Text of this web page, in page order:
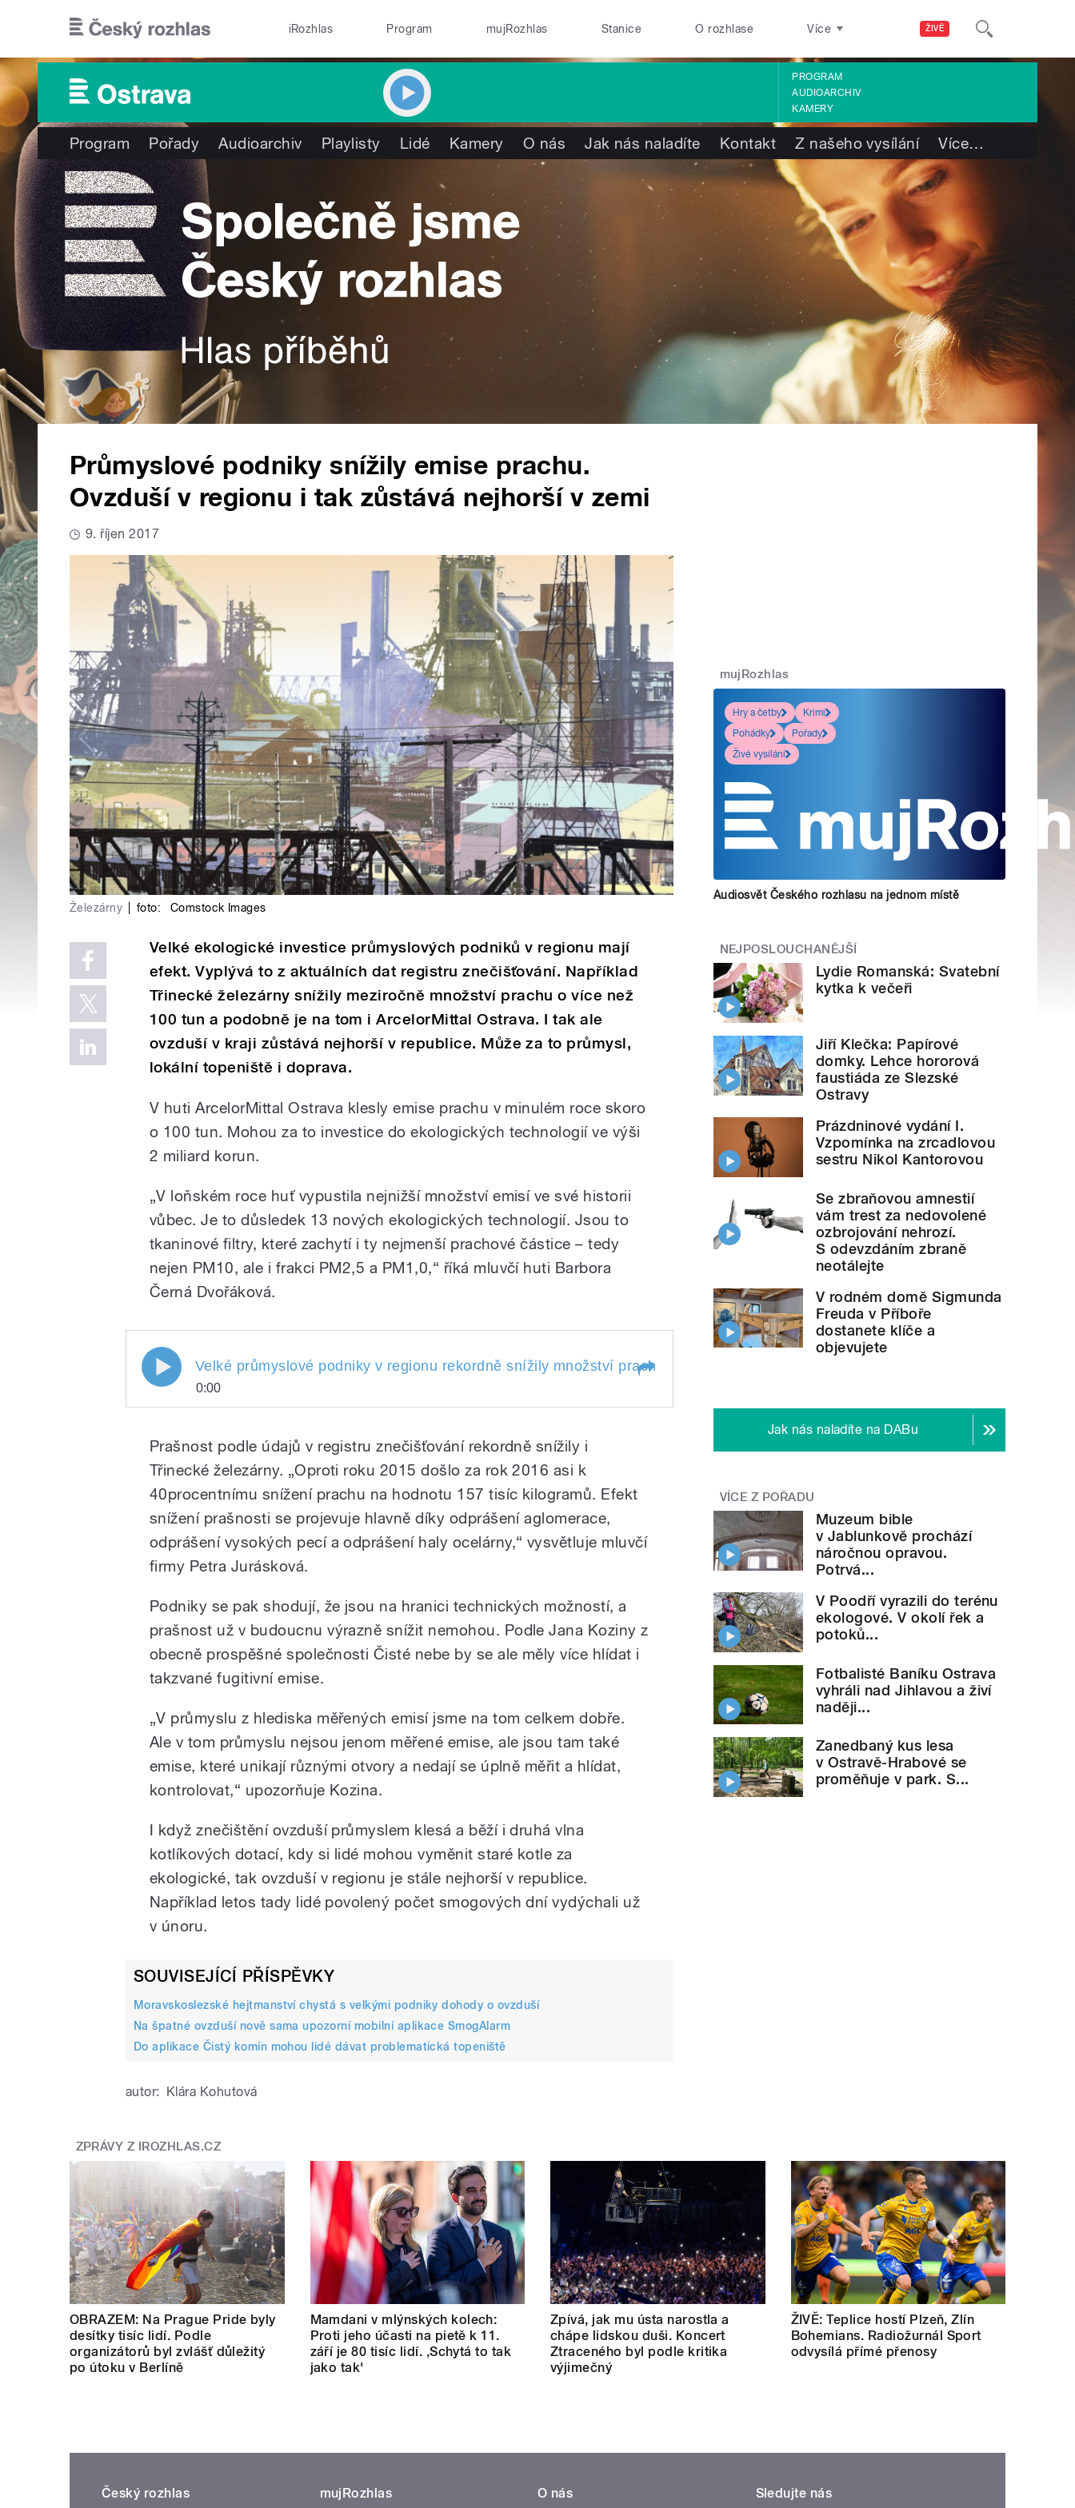
ŽIVĚ
iRozhlas Program mujRozhlas Stanice O rozhlase Více
PROGRAM
AUDIOARCHIV
KAMERY
Program Pořady Audioarchiv Playlisty Lidé Kamery O nás Jak nás naladíte Kontakt Z našeho vysílání Více…
Průmyslové podniky snížily emise prachu.
Ovzduší v regionu i tak zůstává nejhorší v zemi
9. říjen 2017
Železárny foto: Comstock Images
Velké ekologické investice průmyslových podniků v regionu mají
efekt. Vyplývá to z aktuálních dat registru znečišťování. Například
Třinecké železárny snížily meziročně množství prachu o více než
100 tun a podobně je na tom i ArcelorMittal Ostrava. I tak ale
ovzduší v kraji zůstává nejhorší v republice. Může za to průmysl,
lokální topeniště i doprava.
V huti ArcelorMittal Ostrava klesly emise prachu v minulém roce skoro
o 100 tun. Mohou za to investice do ekologických technologií ve výši
2 miliard korun.
„V loňském roce huť vypustila nejnižší množství emisí ve své historii
vůbec. Je to důsledek 13 nových ekologických technologií. Jsou to
tkaninové filtry, které zachytí i ty nejmenší prachové částice – tedy
nejen PM10, ale i frakci PM2,5 a PM1,0,“ říká mluvčí huti Barbora
Černá Dvořáková.
pause
Velké průmyslové podniky v regionu rekordně snížily množství prachu, které vypouští do ovzduší. To ale i tak zůstává nejhorší v
0:00
rekordně snížily množství prachu, které
vypouští do ovzduší. To ale i tak zůstává
nejhorší v zemi. Podrobnosti zjišťovala
redaktorka Klára
Kohutová.
Prašnost podle údajů v registru znečišťování rekordně snížily i
Třinecké železárny. „Oproti roku 2015 došlo za rok 2016 asi k
40procentnímu snížení prachu na hodnotu 157 tisíc kilogramů. Efekt
snížení prašnosti se projevuje hlavně díky odprášení aglomerace,
odprášení vysokých pecí a odprášení haly ocelárny,“ vysvětluje mluvčí
firmy Petra Jurásková.
Podniky se pak shodují, že jsou na hranici technických možností, a
prašnost už v budoucnu výrazně snížit nemohou. Podle Jana Koziny z
obecně prospěšné společnosti Čisté nebe by se ale měly více hlídat i
takzvané fugitivní emise.
„V průmyslu z hlediska měřených emisí jsme na tom celkem dobře.
Ale v tom průmyslu nejsou jenom měřené emise, ale jsou tam také
emise, které unikají různými otvory a nedají se úplně měřit a hlídat,
kontrolovat,“ upozorňuje Kozina.
I když znečištění ovzduší průmyslem klesá a běží i druhá vlna
kotlíkových dotací, kdy si lidé mohou vyměnit staré kotle za
ekologické, tak ovzduší v regionu je stále nejhorší v republice.
Například letos tady lidé povolený počet smogových dní vydýchali už
v únoru.
SOUVISEJÍCÍ PŘÍSPĚVKY
Moravskoslezské hejtmanství chystá s velkými podniky dohody o ovzduší
Na špatné ovzduší nově sama upozorní mobilní aplikace SmogAlarm
Do aplikace Čistý komín mohou lidé dávat problematická topeniště
autor: Klára Kohutová
mujRozhlas
Hry a četby
Krimi
Pohádky
Pořady
Živé vysílání
Audiosvět Českého rozhlasu na jednom místě
NEJPOSLOUCHANĚJŠÍ
Lydie Romanská: Svatební
kytka k večeři
Jiří Klečka: Papírové
domky. Lehce hororová
faustiáda ze Slezské
Ostravy
Prázdninové vydání I.
Vzpomínka na zrcadlovou
sestru Nikol Kantorovou
Se zbraňovou amnestií
vám trest za nedovolené
ozbrojování nehrozí.
S odevzdáním zbraně
neotálejte
V rodném domě Sigmunda
Freuda v Příboře
dostanete klíče a
objevujete
Jak nás naladíte na DABu
VÍCE Z POŘADU
Muzeum bible
v Jablunkově prochází
náročnou opravou.
Potrvá...
V Poodří vyrazili do terénu
ekologové. V okolí řek a
potoků...
Fotbalisté Baníku Ostrava
vyhráli nad Jihlavou a živí
naději...
Zanedbaný kus lesa
v Ostravě-Hrabové se
proměňuje v park. S...
ZPRÁVY Z IROZHLAS.CZ
OBRAZEM: Na Prague Pride byly
desítky tisíc lidí. Podle
organizátorů byl zvlášť důležitý
po útoku v Berlíně
Mamdani v mlýnských kolech:
Proti jeho účasti na pietě k 11.
září je 80 tisíc lidí. ‚Schytá to tak
jako tak'
Zpívá, jak mu ústa narostla a
chápe lidskou duši. Koncert
Ztraceného byl podle kritika
výjimečný
ŽIVĚ: Teplice hostí Plzeň, Zlín
Bohemians. Radiožurnál Sport
odvysílá přímé přenosy
Český rozhlas mujRozhlas O nás Sledujte nás